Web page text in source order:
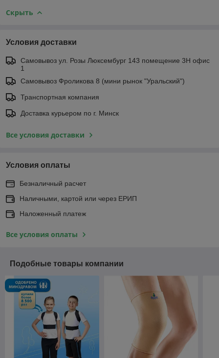
Скрыть
Условия доставки
Самовывоз ул. Розы Люксембург 143 помещение 3Н офис
1
Самовывоз Фроликова 8 (мини рынок "Уральский")
Транспортная компания
Доставка курьером по г. Минск
Все условия доставки
Условия оплаты
Безналичный расчет
Наличными, картой или через ЕРИП
Наложенный платеж
Все условия оплаты
Подобные товары компании